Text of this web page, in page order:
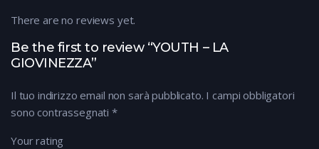
Be the first to review “YOUTH – LA
GIOVINEZZA”
Il tuo indirizzo email non sarà pubblicato. I campi obbligatori
sono contrassegnati *
Your rating
There are no reviews yet.